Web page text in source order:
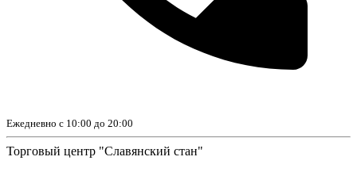
Ежедневно с 10:00 до 20:00
Торговый центр "Славянский стан"